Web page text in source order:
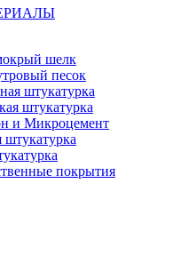
шелк
песок
штукатурка
штукатурка
и Микроцемент
штукатурка
покрытия